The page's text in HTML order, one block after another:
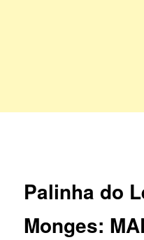
Palinha do
Monges: